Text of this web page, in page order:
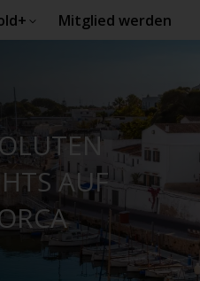
Mitglied werden
AUF